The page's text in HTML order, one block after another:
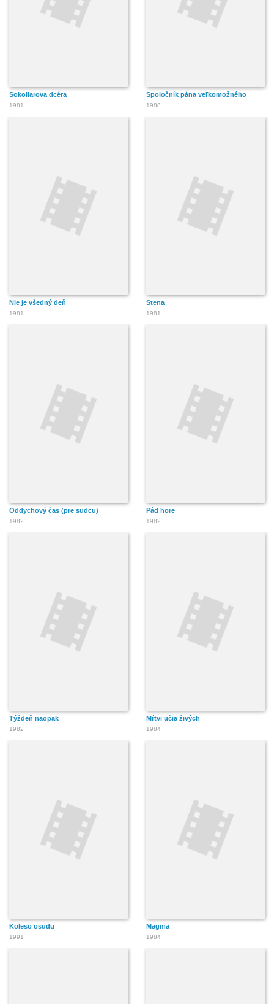
Sokoliarova dcéra
1981
Spoločník pána veľkomožného
1988
Nie je všedný deň
1981
Stena
1981
Oddychový čas (pre sudcu)
1982
Pád hore
1982
Týždeň naopak
1982
Mŕtvi učia živých
1984
Koleso osudu
1991
Magma
1984